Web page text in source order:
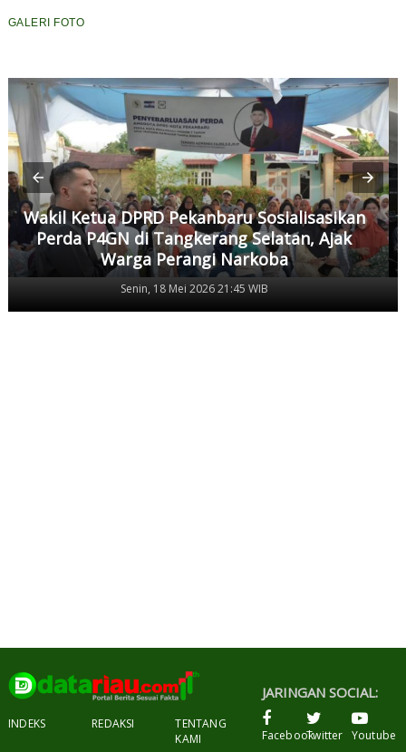
GALERI FOTO
Wakil Ketua DPRD Pekanbaru Sosialisasikan
Perda P4GN di Tangkerang Selatan, Ajak
Warga Perangi Narkoba
Senin, 18 Mei 2026 21:45 WIB
INDEKS REDAKSI
TENTANG
KAMI
JARINGAN SOCIAL:
FacebookTwitter Youtube